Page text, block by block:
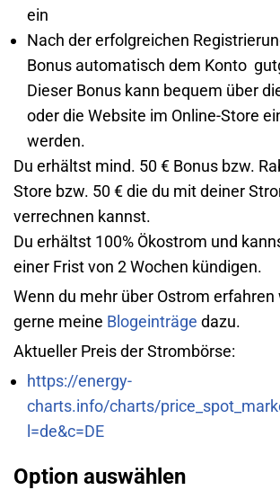
ein
Nach der erfolgreichen
Bonus automatisch dem Konto
Dieser Bonus kann bequem über
oder die Website im Online-Store
werden.
Du erhältst mind. 50 € Bonus bzw.
Store bzw. 50 € die du mit deiner
verrechnen kannst.
Du erhältst 100% Ökostrom und
einer Frist von 2 Wochen kündigen.
Wenn du mehr über Ostrom
gerne meine Blogeinträge dazu.
Aktueller Preis der Strombörse:
https://energy-
charts.info/charts/
l=de&c=DE
Option auswählen